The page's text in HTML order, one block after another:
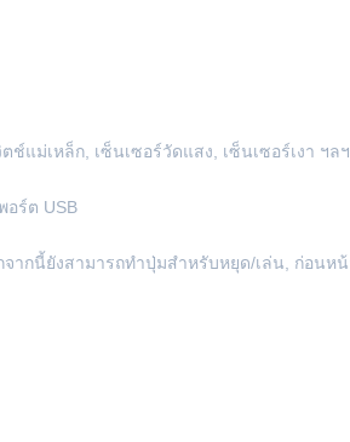
แม่เหล็ก, เซ็นเซอร์วัดแสง, เซ็นเซอร์เงา ฯลฯ
อร์ต USB
กนี้ยังสามารถทำปุ่มสำหรับหยุด/เล่น, ก่อนห